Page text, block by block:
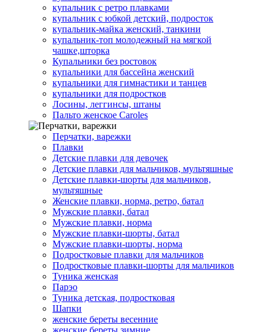
купальник с ретро плавками
купальник с юбкой детский, подросток
купальник-майка женский, танкини
купальник-топ молодежный на мягкой
чашке,шторка
Купальники без ростовок
купальники для бассейна женский
купальники для гимнастики и танцев
купальники для подростков
Лосины, леггинсы, штаны
Пальто женское Caroles
Перчатки, варежки
Плавки
Детские плавки для девочек
Детские плавки для мальчиков, мультяшные
Детские плавки-шорты для мальчиков,
мультяшные
Женские плавки, норма, ретро, батал
Мужские плавки, батал
Мужские плавки, норма
Мужские плавки-шорты, батал
Мужские плавки-шорты, норма
Подростковые плавки для мальчиков
Подростковые плавки-шорты для мальчиков
Туникa женская
Парэо
Туника детская, подростковая
Шапки
женские береты весенние
женские береты зимние